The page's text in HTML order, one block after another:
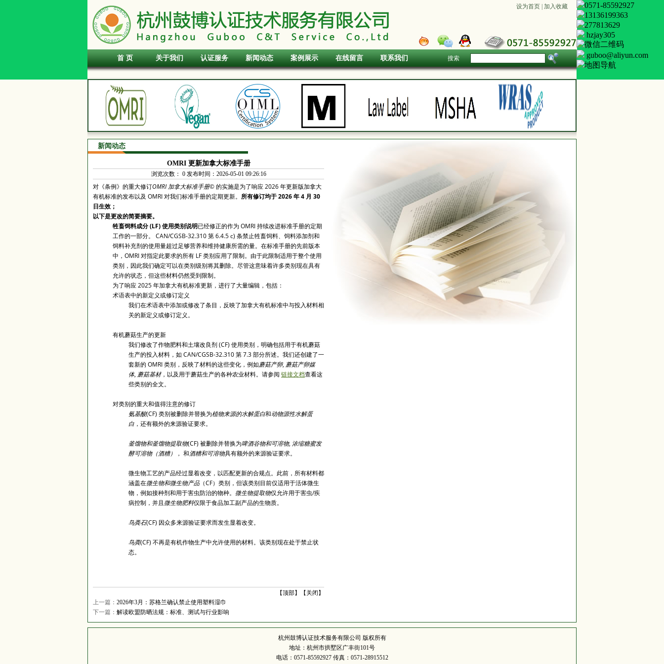
设为首页| 加入收藏
首 页 关于我们 认证服务 新闻动态 案例展示 在线留言 联系我们 搜索
新闻动态
OMRI 更新加拿大标准手册
浏览次数： 0发布时间：2026-05-01 09:26:16
对《条例》的重大修订OMRI 加拿大标准手册© 的实施是为了响应 2026 年更新版加拿大
有机标准的发布以及 OMRI 对我们标准手册的定期更新。 所有修订均于 2026 年 4 月 30
日生效；
以下是更改的简要摘要。
牲畜饲料成分 (LF) 使用类别说明已经修正的作为 OMRI 持续改进标准手册的定期
工作的一部分。 CAN/CGSB-32.310 第 6.4.5 c) 条禁止牲畜饲料、饲料添加剂和
饲料补充剂的使用量超过足够营养和维持健康所需的量。在标准手册的先前版本
中，OMRI 对指定此要求的所有 LF 类别应用了限制。由于此限制适用于整个使用
类别，因此我们确定可以在类别级别将其删除。尽管这意味着许多类别现在具有
允许的状态，但这些材料仍然受到限制。
为了响应 2025 年加拿大有机标准更新，进行了大量编辑，包括：
术语表中的新定义或修订定义
我们在术语表中添加或修改了条目，反映了加拿大有机标准中与投入材料相
关的新定义或修订定义。
有机蘑菇生产的更新
我们修改了作物肥料和土壤改良剂 (CF) 使用类别，明确包括用于有机蘑菇
生产的投入材料，如 CAN/CGSB-32.310 第 7.3 部分所述。我们还创建了一
套新的 OMRI 类别，反映了材料的这些变化，例如蘑菇产卵, 蘑菇产卵媒
体, 蘑菇基材，以及用于蘑菇生产的各种农业材料。请参阅 链接文档查看这
些类别的全文。
对类别的重大和值得注意的修订
氨基酸(CF) 类别被删除并替换为植物来源的水解蛋白和动物源性水解蛋
白 ，还有额外的来源验证要求。
釜馏物和釜馏物提取物(CF) 被删除并替换为啤酒谷物和可溶物, 浓缩糖蜜发
酵可溶物（酒糟）
， 和酒糟和可溶物具有额外的来源验证要求。
微生物工艺的产品经过显着改变，以匹配更新的合规点。此前，所有材料都
涵盖在微生物和微生物产品 （CF）类别，但该类别目前仅适用于活体微生
物，例如接种剂和用于害虫防治的物种。 微生物提取物仅允许用于害虫/疾
病控制，并且 微生物肥料仅限于食品加工副产品的生物质。
鸟粪石(CF) 因众多来源验证要求而发生显着改变。
鸟粪(CF) 不再是有机作物生产中允许使用的材料。该类别现在处于禁止状
态。
【顶部】【 关闭 】
上一篇： 2026年3月：苏格兰确认禁止使用塑料湿巾
下一篇： 解读欧盟防晒法规：标准、测试与行业影响
杭州鼓博认证技术服务有限公司 版权所有
地址：杭州市拱墅区广丰街101号
电话：0571-85592927 传真：0571-28915512
0571-85592927
13136199363
277813629
hzjay305
guboo@aliyun.com
地图导航